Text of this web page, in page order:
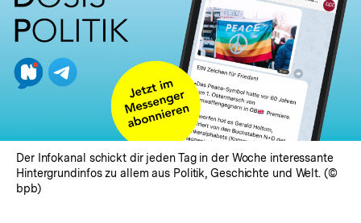
Der Infokanal schickt dir jeden Tag in der Woche interessante
Hintergrundinfos zu allem aus Politik, Geschichte und Welt. (©
bpb)